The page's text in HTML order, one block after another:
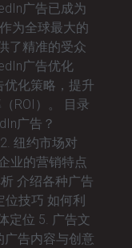
广告已成为
为全球最大的
了精准的受众
广告优化
化策略，提升
ROI）。 目录
广告？
纽约市场对
业的营销特点
介绍各种广告
技巧 如何利
定位 5. 广告文
广告内容与创意